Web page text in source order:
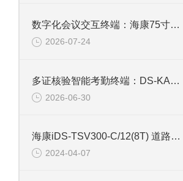
数字化会议交互终端：海康75寸4K触摸会议一体机
2026-07-24
多证核验智能考勤终端：DS-KAB673-IBQR人脸识别打卡考勤机
2026-06-30
海康iDS-TSV300-C/12(8T) 道路智能终端
2024-04-07